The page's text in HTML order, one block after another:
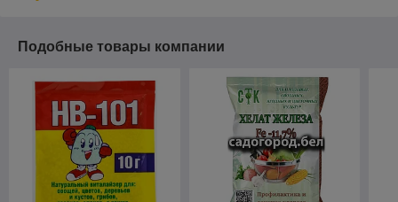
Подобные товары компании